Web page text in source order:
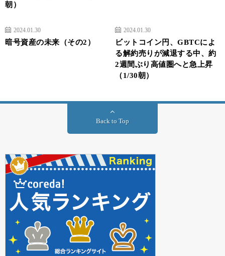
朝）
2024.01.30
暗号資産の未来（その2）
2024.01.30
ビットコイン円、GBTCによ
る解約売りが減退する中、約
2週間ぶり高値圏へと急上昇
（1/30朝）
Back to Top